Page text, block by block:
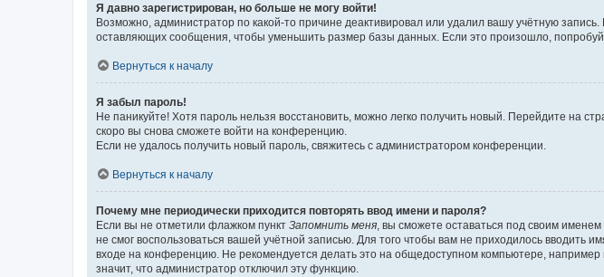
Я давно зарегистрирован, но больше не могу войти!
Возможно, администратор по какой-то причине деактивировал или удалил вашу учётную
оставляющих сообщения, чтобы уменьшить размер базы данных. Если это произошло,
Вернуться к началу
Я забыл пароль!
Не паникуйте! Хотя пароль нельзя восстановить, можно легко получить новый. Перейдите на
скоро вы снова сможете войти на конференцию.
Если не удалось получить новый пароль, свяжитесь с администратором конференции.
Вернуться к началу
Почему мне периодически приходится повторять ввод имени и пароля?
Если вы не отметили флажком пункт Запомнить меня , вы сможете оставаться под своим
не смог воспользоваться вашей учётной записью. Для того чтобы вам не приходилось вводить
входе на конференцию. Не рекомендуется делать это на общедоступном компьютере, например
значит, что администратор отключил эту функцию.